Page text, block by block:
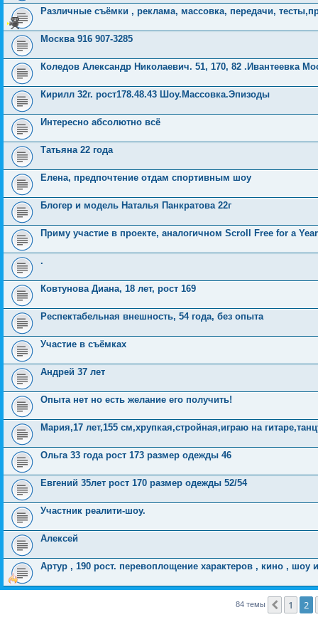
Различные съёмки , реклама, массовка, передачи,
Москва 916 907-3285
Коледов Александр Николаевич. 51, 170, 82 .Ивантеевка
Кирилл 32г. рост178.48.43 Шоу.Массовка.Эпизоды
Интересно абсолютно всё
Татьяна 22 года
Елена, предпочтение отдам спортивным шоу
Блогер и модель Наталья Панкратова 22г
Приму участие в проекте, аналогичном Scroll Free for a Year
.
Ковтунова Диана, 18 лет, рост 169
Респектабельная внешность, 54 года, без опыта
Участие в съёмках
Андрей 37 лет
Опыта нет но есть желание его получить!
Мария,17 лет,155 см,хрупкая,стройная,играю на
Ольга 33 года рост 173 размер одежды 46
Евгений 35лет рост 170 размер одежды 52/54
Участник реалити-шоу.
Алексей
Артур , 190 рост. перевоплощение характеров , кино , шоу
84 темы Пред.
1 2